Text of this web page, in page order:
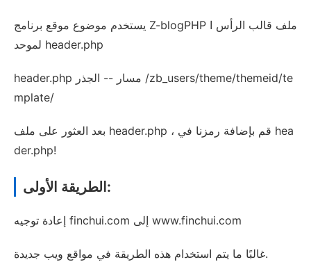
يستخدم موضوع موقع برنامج Z-blogPHP ملف قالب الرأس ا
لموحد header.php
header.php مسار -- الجذر /zb_users/theme/themeid/te
mplate/
بعد العثور على ملف header.php ، قم بإضافة رمزنا في hea
der.php!
الطريقة الأولى:
إعادة توجيه finchui.com إلى www.finchui.com
غالبًا ما يتم استخدام هذه الطريقة في مواقع ويب جديدة.